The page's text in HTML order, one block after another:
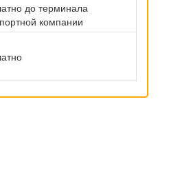
до терминала
компании